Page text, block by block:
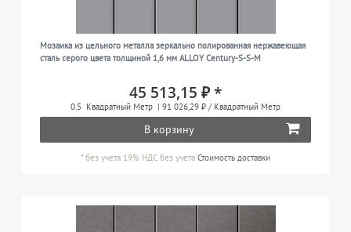
Мозаика из цельного металла зеркально полированная нержавеющая
сталь серого цвета толщиной 1,6 мм ALLOY Century-S-S-M
45 513,15 ₽ *
0.5 Квадратный Метр | 91 026,29 ₽ / Квадратный Метр
В корзину
*без учета 19% НДС без учета Стоимость доставки